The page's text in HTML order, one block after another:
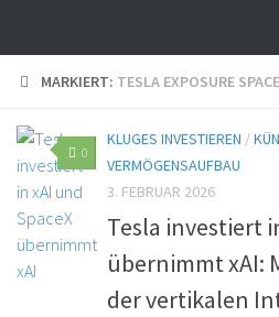
MARKIERT: TESLA EXPOSURE
0
KLUGES INVESTIEREN /
VERMÖGENSAUFBAU
3. FEBRUAR 2026
Tesla investiert
übernimmt xAI:
der vertikalen